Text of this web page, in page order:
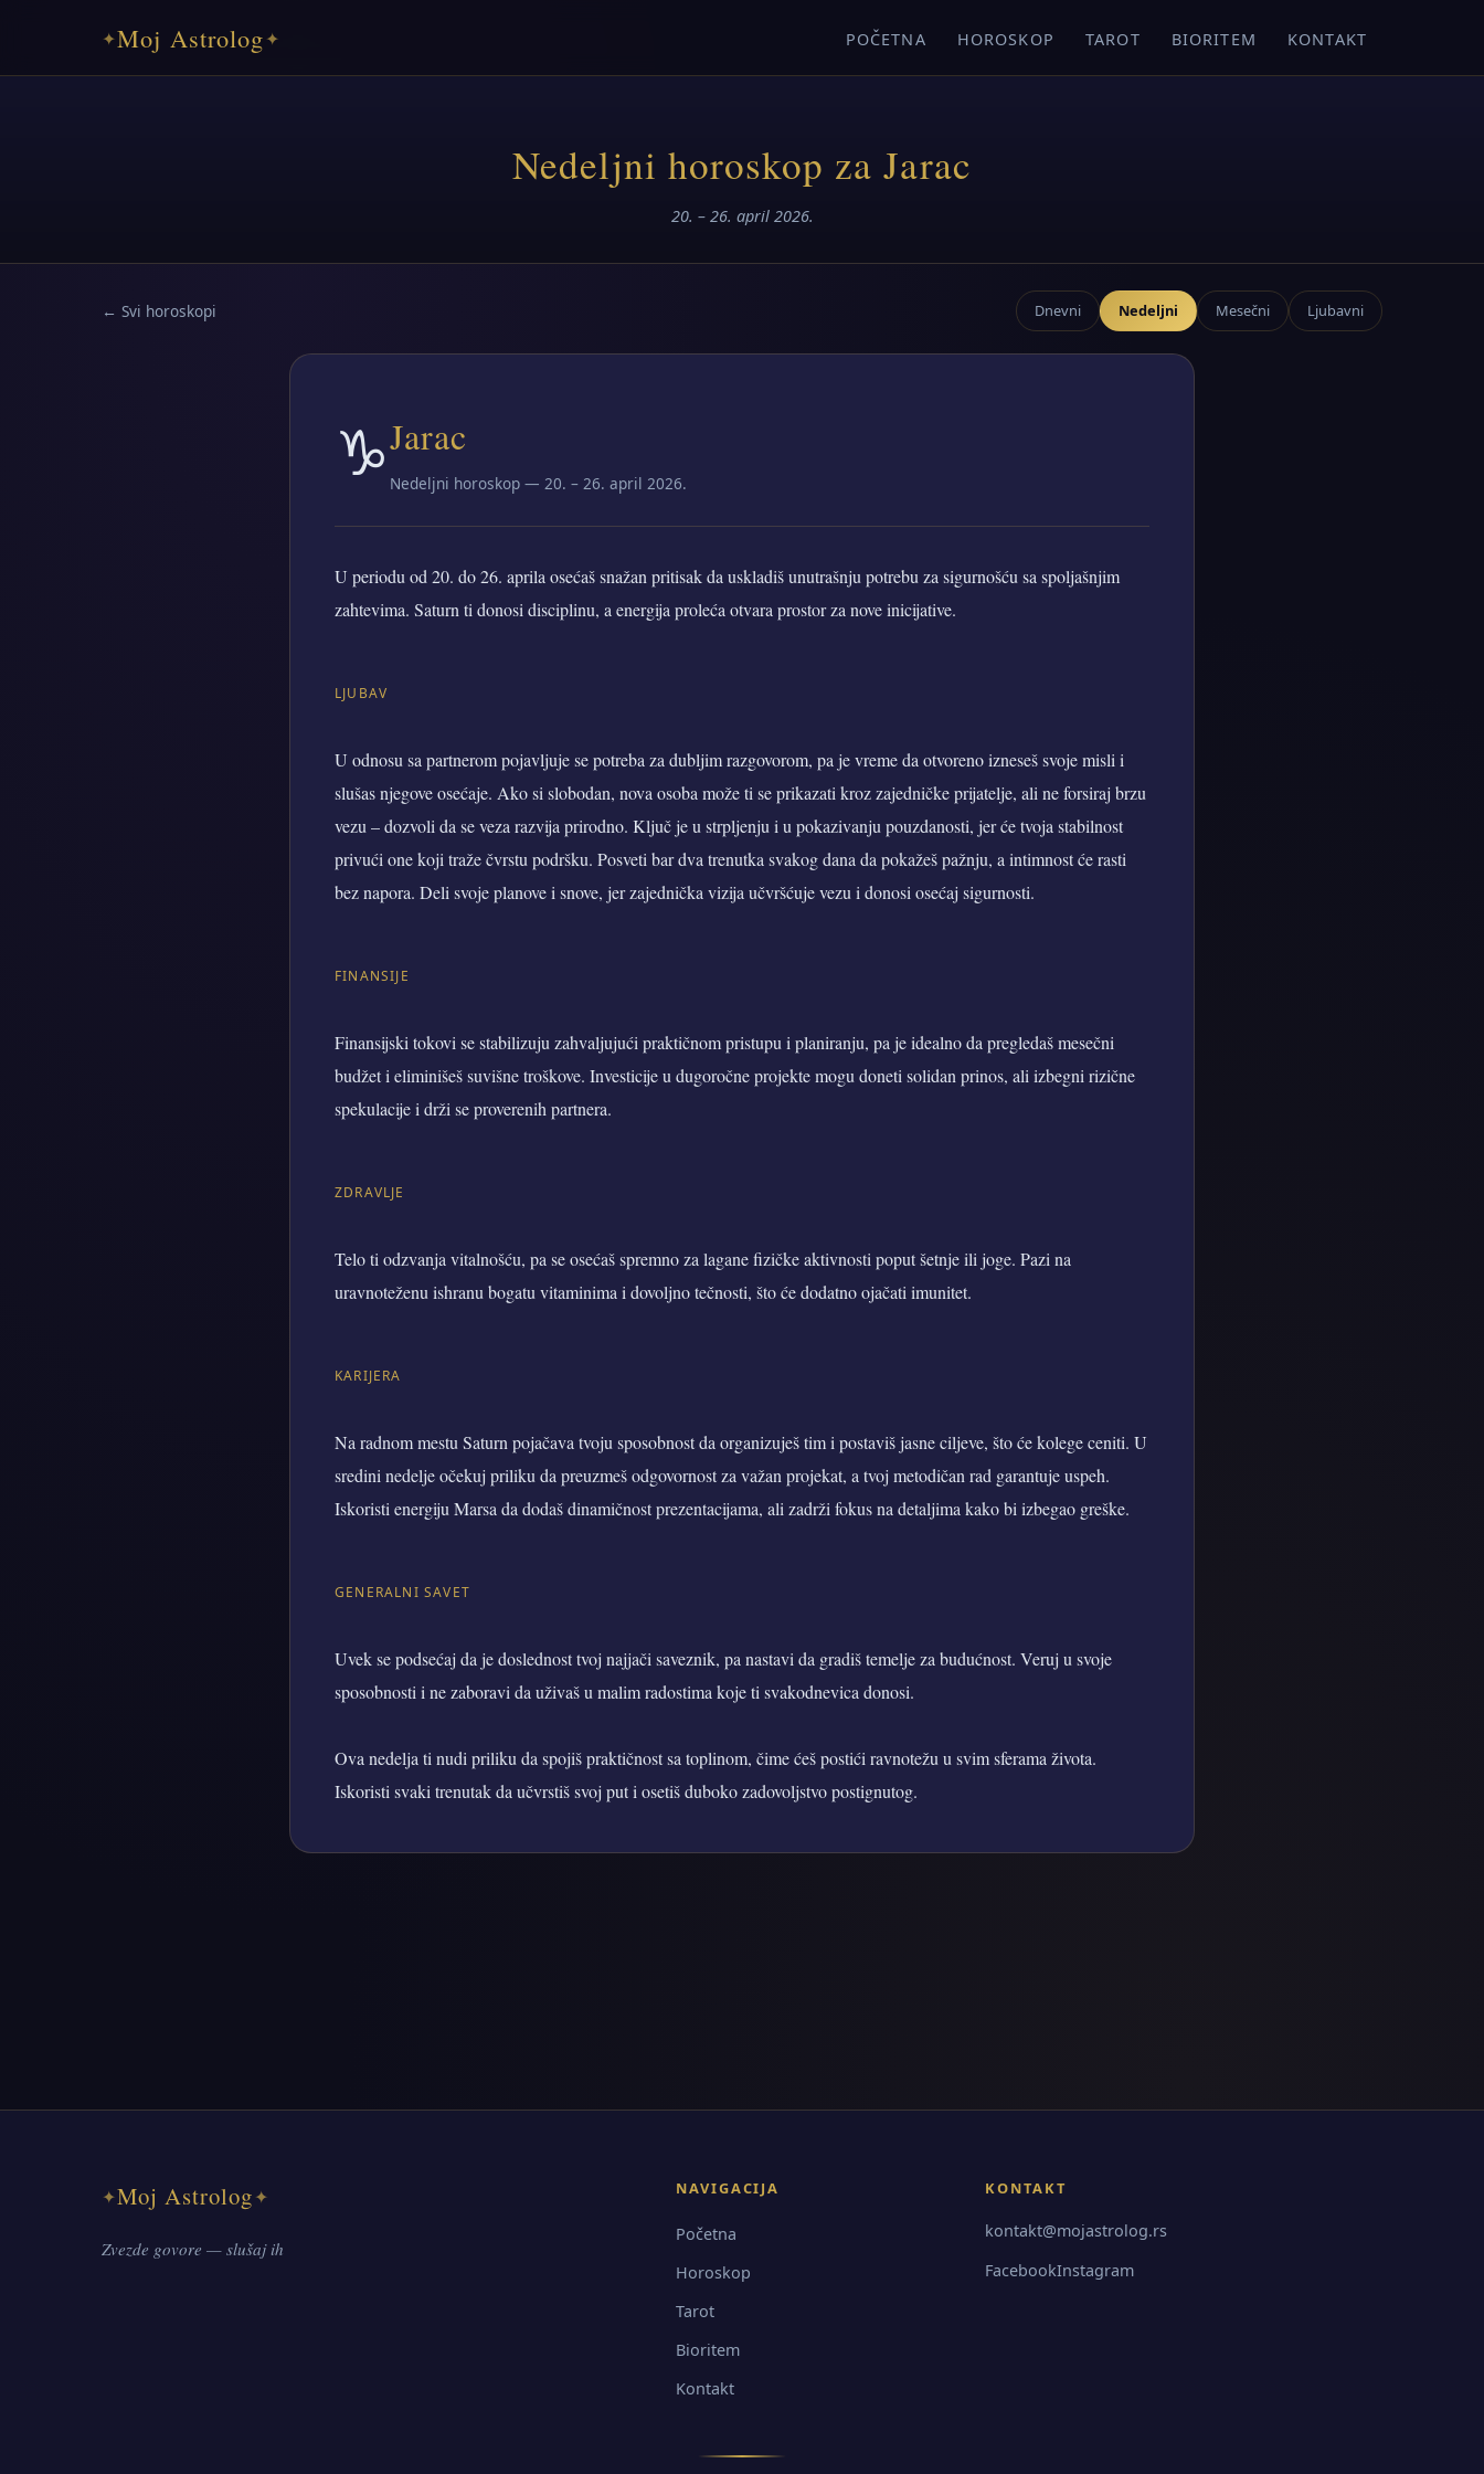
✦Moj Astrolog✦ POČETNA HOROSKOP TAROT BIORITEM KONTAKT
Nedeljni horoskop za Jarac
20. – 26. april 2026.
← Svi horoskopi Dnevni Nedeljni Mesečni Ljubavni
♑Jarac
Nedeljni horoskop — 20. – 26. april 2026.
U periodu od 20. do 26. aprila osećaš snažan pritisak da uskladiš unutrašnju potrebu za sigurnošću sa spoljašnjim
zahtevima. Saturn ti donosi disciplinu, a energija proleća otvara prostor za nove inicijative.
LJUBAV
U odnosu sa partnerom pojavljuje se potreba za dubljim razgovorom, pa je vreme da otvoreno izneseš svoje misli i
slušas njegove osećaje. Ako si slobodan, nova osoba može ti se prikazati kroz zajedničke prijatelje, ali ne forsiraj brzu
vezu – dozvoli da se veza razvija prirodno. Ključ je u strpljenju i u pokazivanju pouzdanosti, jer će tvoja stabilnost
privući one koji traže čvrstu podršku. Posveti bar dva trenutka svakog dana da pokažeš pažnju, a intimnost će rasti
bez napora. Deli svoje planove i snove, jer zajednička vizija učvršćuje vezu i donosi osećaj sigurnosti.
FINANSIJE
Finansijski tokovi se stabilizuju zahvaljujući praktičnom pristupu i planiranju, pa je idealno da pregledaš mesečni
budžet i eliminišeš suvišne troškove. Investicije u dugoročne projekte mogu doneti solidan prinos, ali izbegni rizične
spekulacije i drži se proverenih partnera.
ZDRAVLJE
Telo ti odzvanja vitalnošću, pa se osećaš spremno za lagane fizičke aktivnosti poput šetnje ili joge. Pazi na
uravnoteženu ishranu bogatu vitaminima i dovoljno tečnosti, što će dodatno ojačati imunitet.
KARIJERA
Na radnom mestu Saturn pojačava tvoju sposobnost da organizuješ tim i postaviš jasne ciljeve, što će kolege ceniti. U
sredini nedelje očekuj priliku da preuzmeš odgovornost za važan projekat, a tvoj metodičan rad garantuje uspeh.
Iskoristi energiju Marsa da dodaš dinamičnost prezentacijama, ali zadrži fokus na detaljima kako bi izbegao greške.
GENERALNI SAVET
Uvek se podsećaj da je doslednost tvoj najjači saveznik, pa nastavi da gradiš temelje za budućnost. Veruj u svoje
sposobnosti i ne zaboravi da uživaš u malim radostima koje ti svakodnevica donosi.
Ova nedelja ti nudi priliku da spojiš praktičnost sa toplinom, čime ćeš postići ravnotežu u svim sferama života.
Iskoristi svaki trenutak da učvrstiš svoj put i osetiš duboko zadovoljstvo postignutog.
✦Moj Astrolog✦
Zvezde govore — slušaj ih
NAVIGACIJA
Početna
Horoskop
Tarot
Bioritem
Kontakt
KONTAKT
kontakt@mojastrolog.rs
FacebookInstagram